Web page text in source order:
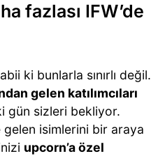
fazlası IFW’de
ki bunlarla sınırlı değil.
gelen katılımcıları
gün sizleri bekliyor.
gelen isimlerini bir araya
upcorn’a özel